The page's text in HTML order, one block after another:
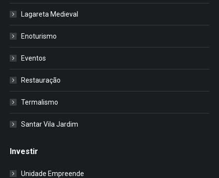
Lagareta Medieval
Enoturismo
Eventos
Restauração
Termalismo
Santar Vila Jardim
Investir
Unidade Empreende